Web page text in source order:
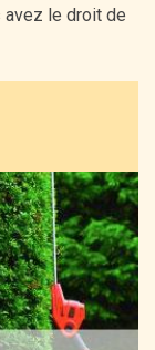
le droit de